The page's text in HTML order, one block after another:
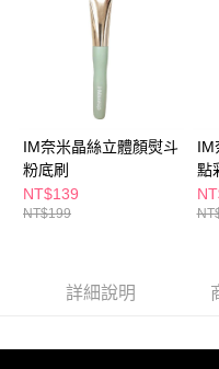
※ 交易是否成功請以「AFTEE
是否繳費成功／繳費後需取消欲
客戶支援中心」
https://
【注意事項】
１．透過由恩沛科技股份有限
易，需依本服務之必要範圍內
權轉讓予恩沛科技股份有限公司
２．關於個人資料處理事宜，請
https://aftee.tw/terms/#terms3
３．未成年的使用者請事先徵得
時審查核予不同之上限額度；若
請求用戶進行身份認證。
付款後萊爾富取貨
每筆NT$65，滿NT$490(含
7-11取貨付款
每筆NT$65，滿NT$490(含
付款後7-11取貨
每筆NT$65，滿NT$490(含以
宅配(本島)
付款後寶雅門市自取(由倉庫
IM奈米晶絲立體顏熨斗
粉底刷
NT$139
NT$199
IM
點
詳細說明